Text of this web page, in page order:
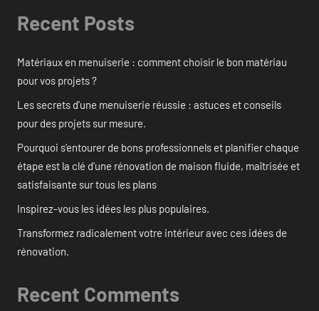
Recent Posts
Matériaux en menuiserie : comment choisir le bon matériau
pour vos projets ?
Les secrets d’une menuiserie réussie : astuces et conseils
pour des projets sur mesure.
Pourquoi s’entourer de bons professionnels et planifier chaque
étape est la clé d’une rénovation de maison fluide, maîtrisée et
satisfaisante sur tous les plans
Inspirez-vous les idées les plus populaires.
Transformez radicalement votre intérieur avec ces idées de
rénovation.
Recent Comments